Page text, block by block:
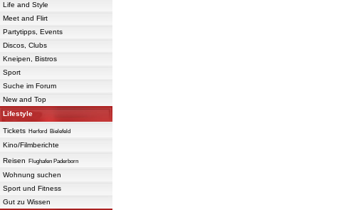
Life and Style
Meet and Flirt
Partytipps, Events
Discos, Clubs
Kneipen, Bistros
Sport
Suche im Forum
New and Top
Lifestyle
Tickets Herford Bielefeld
Kino/Filmberichte
Reisen
Flughafen Paderborn
Wohnung suchen
Sport und Fitness
Gut zu Wissen